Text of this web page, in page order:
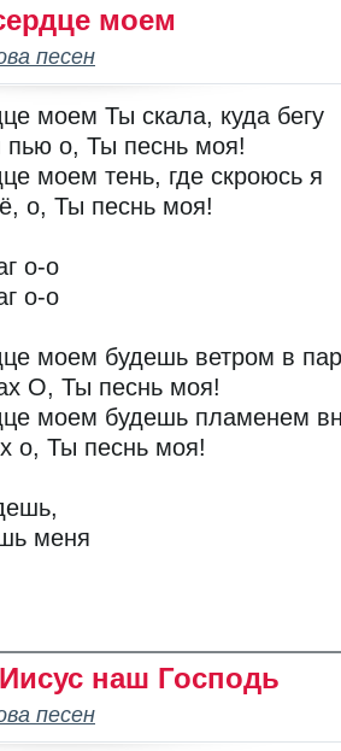
моем
песен
моем Ты скала, куда бегу
пью о, Ты песнь моя!
моем тень, где скроюсь я
о, Ты песнь моя!
о-о
о-о
моем будешь ветром в
О, Ты песнь моя!
моем будешь пламенем
о, Ты песнь моя!
меня
наш Господь
песен